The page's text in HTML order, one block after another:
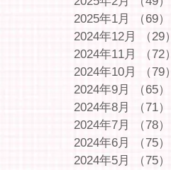
2025年1月
（69）
2024年12月
（29）
2024年11月
（72）
2024年10月
（79）
2024年9月
（65）
2024年8月
（71）
2024年7月
（78）
2024年6月
（75）
2024年5月
（75）